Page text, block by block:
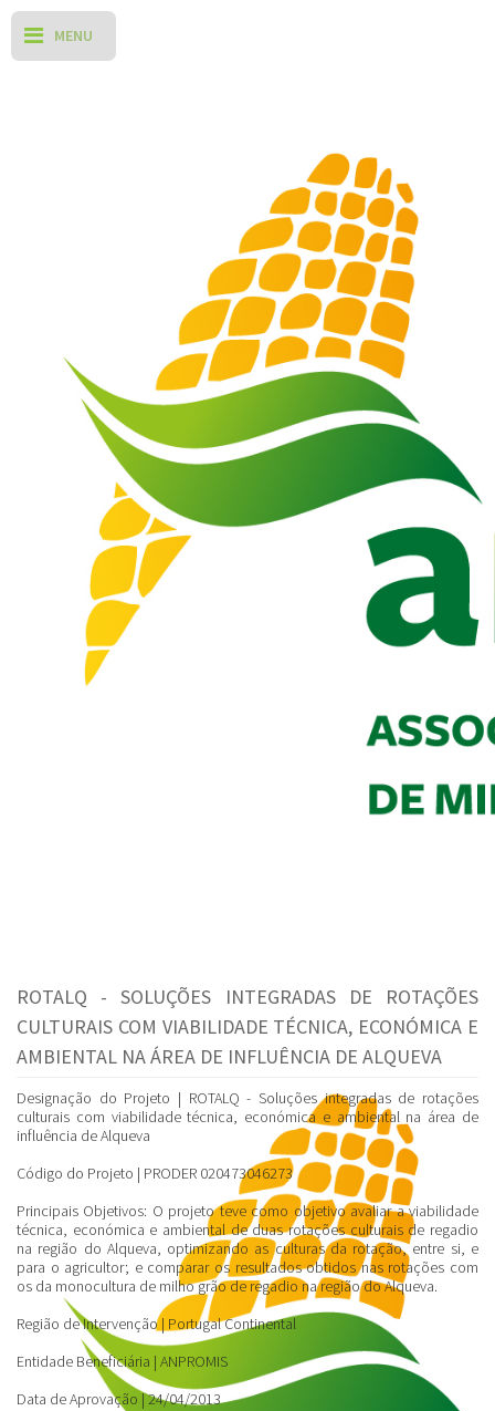
ROTALQ - SOLUÇÕES INTEGRADAS DE ROTAÇÕES
CULTURAIS COM VIABILIDADE TÉCNICA, ECONÓMICA E
AMBIENTAL NA ÁREA DE INFLUÊNCIA DE ALQUEVA
Designação do Projeto | ROTALQ - Soluções integradas de rotações
culturais com viabilidade técnica, económica e ambiental na área de
influência de Alqueva
Código do Projeto | PRODER 020473046273
Principais Objetivos: O projeto teve como objetivo avaliar a viabilidade
técnica, económica e ambiental de duas rotações culturais de regadio
na região do Alqueva, optimizando as culturas da rotação, entre si, e
para o agricultor; e comparar os resultados obtidos nas rotações com
os da monocultura de milho grão de regadio na região do Alqueva.
Região de Intervenção| Portugal Continental
Entidade Beneficiária | ANPROMIS
Data de Aprovação | 24/04/2013